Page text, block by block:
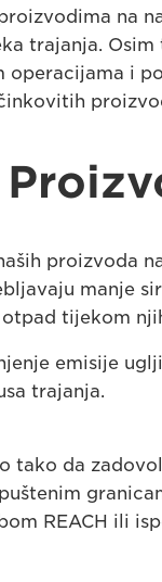
na
trajanja.
operacijama i
proizvoda
manje
tijekom
emisije
trajanja.
tako da
REACH ili